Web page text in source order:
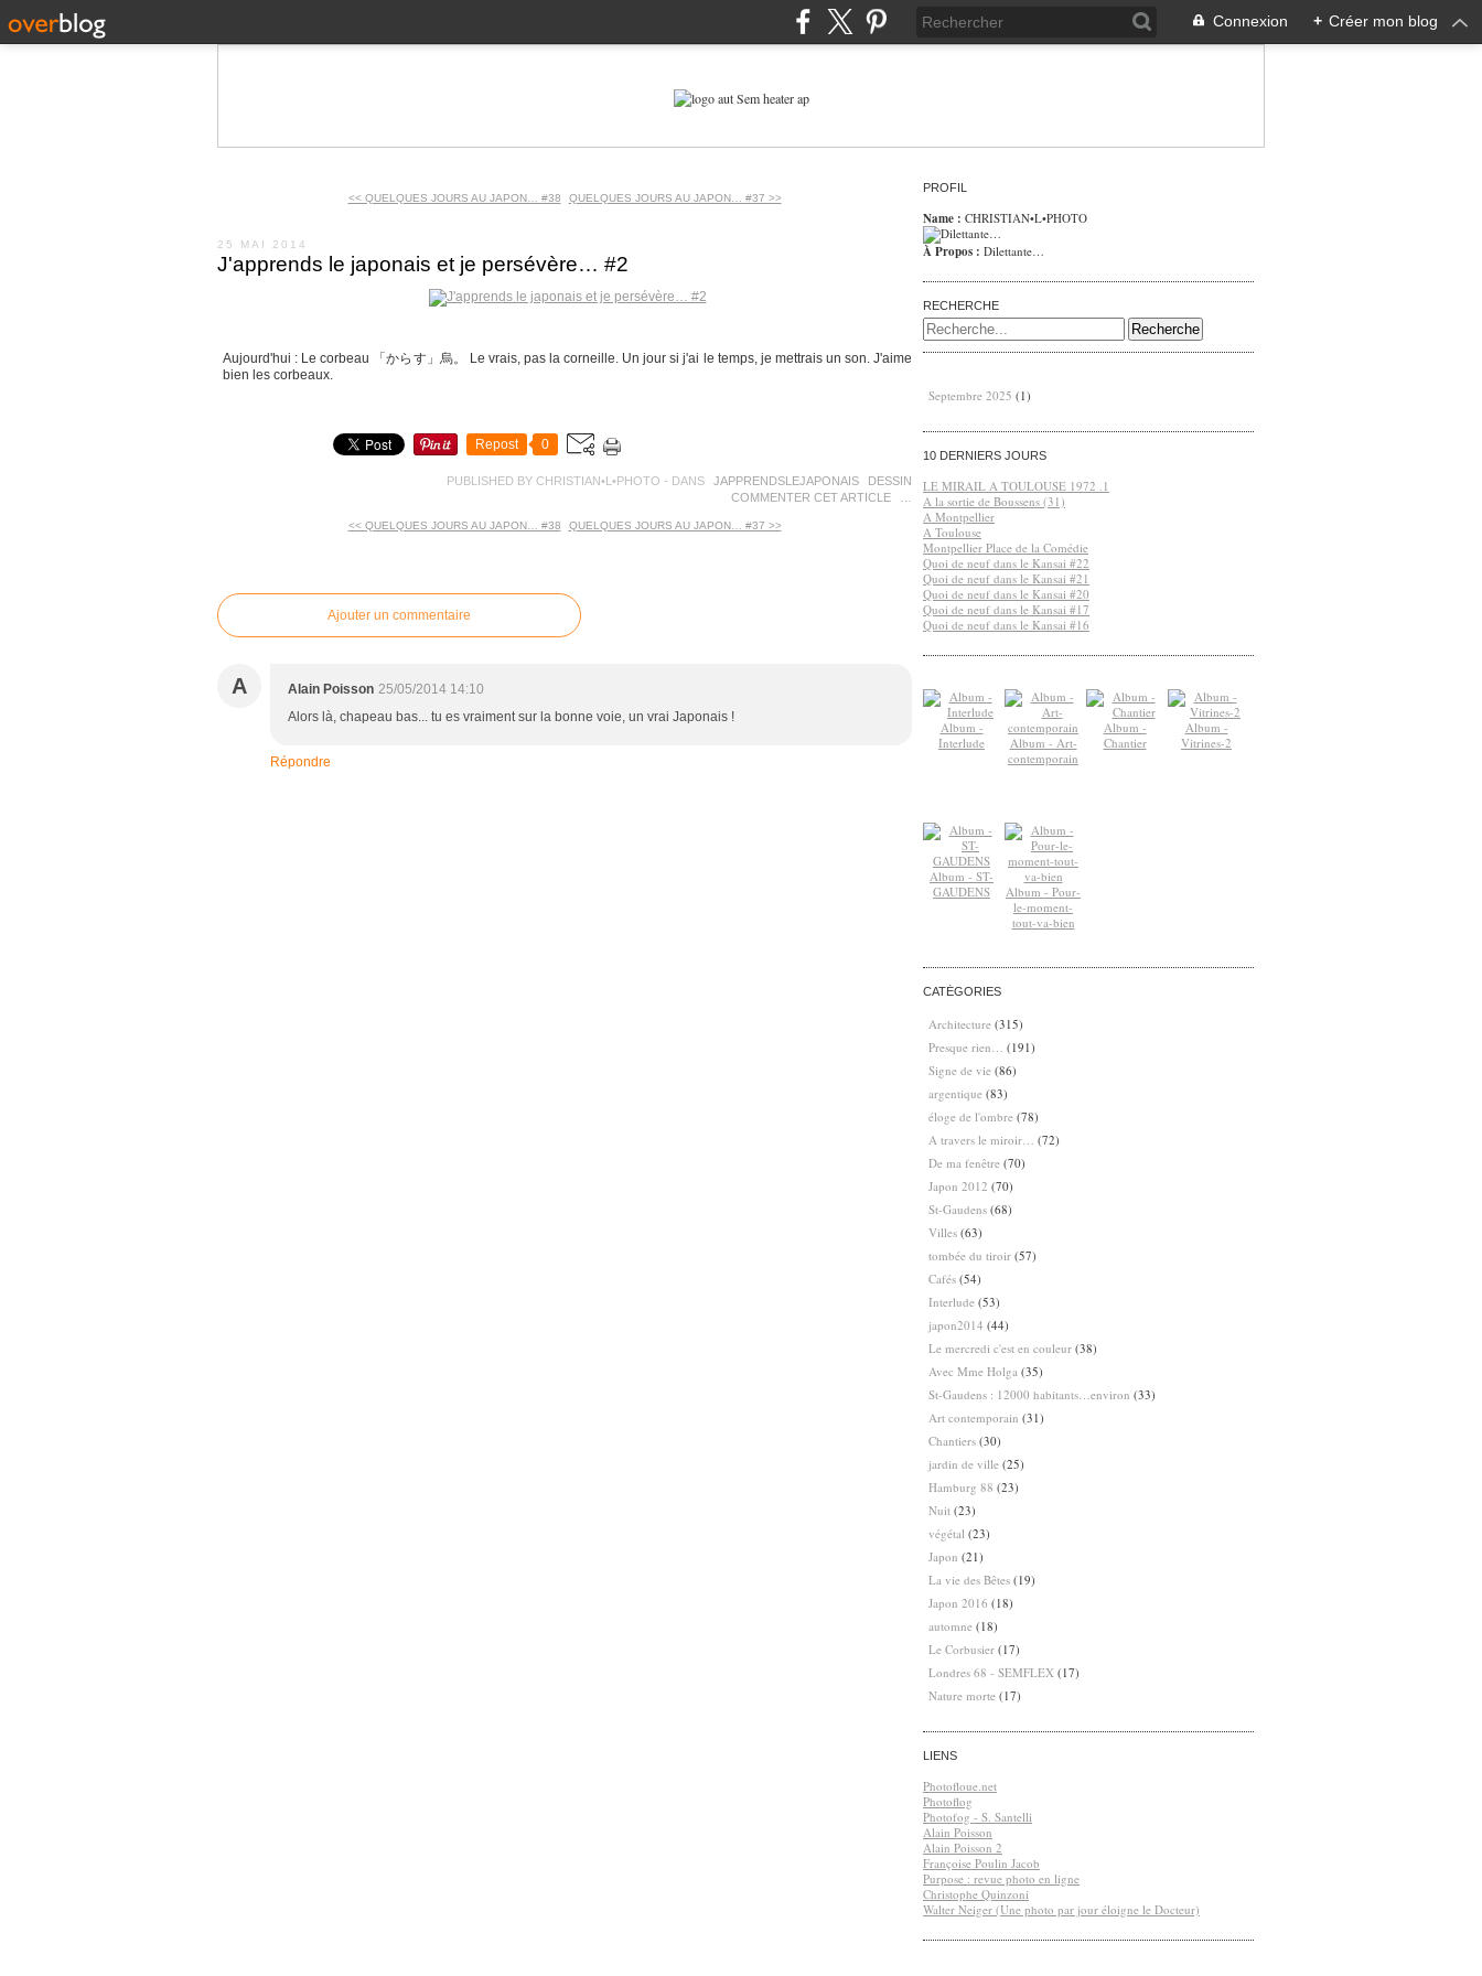
Connexion + Créer mon blog
<< QUELQUES JOURS AU JAPON… #38 QUELQUES JOURS AU JAPON… #37 >>
25 MAI 2014
J'apprends le japonais et je persévère… #2
Aujourd'hui : Le corbeau 「からす」烏。 Le vrais, pas la corneille. Un jour si j'ai le temps, je mettrais un son. J'aime
bien les corbeaux.
Repost 0
PUBLISHED BY CHRISTIAN•L•PHOTO - DANS JAPPRENDSLEJAPONAIS
DESSIN
COMMENTER CET ARTICLE
<< QUELQUES JOURS AU JAPON… #38 QUELQUES JOURS AU JAPON… #37 >>
Ajouter un commentaire
A Alain Poisson 25/05/2014 14:10
Alors là, chapeau bas... tu es vraiment sur la bonne voie, un vrai Japonais !
Répondre
PROFIL
Name : CHRISTIAN•L•PHOTO
À Propos : Dilettante…
RECHERCHE
Septembre 2025 (1)
10 DERNIERS JOURS
LE MIRAIL A TOULOUSE 1972 .1
A la sortie de Boussens (31)
A Montpellier
A Toulouse
Montpellier Place de la Comédie
Quoi de neuf dans le Kansai #22
Quoi de neuf dans le Kansai #21
Quoi de neuf dans le Kansai #20
Quoi de neuf dans le Kansai #17
Quoi de neuf dans le Kansai #16
Album -
Interlude
Album - Art-
contemporain
Album -
Chantier
Album -
Vitrines-2
Album - ST-
GAUDENS
Album - Pour-
le-moment-
tout-va-bien
CATÉGORIES
Architecture (315)
Presque rien…
(191)
Signe de vie (86)
argentique (83)
éloge de l'ombre (78)
A travers le miroir…
(72)
De ma fenêtre (70)
Japon 2012 (70)
St-Gaudens (68)
Villes (63)
tombée du tiroir (57)
Cafés (54)
Interlude (53)
japon2014 (44)
Le mercredi c'est en couleur (38)
Avec Mme Holga (35)
St-Gaudens : 12000 habitants…environ (33)
Art contemporain (31)
Chantiers (30)
jardin de ville (25)
Hamburg 88 (23)
Nuit (23)
végétal (23)
Japon (21)
La vie des Bêtes (19)
Japon 2016 (18)
automne (18)
Le Corbusier (17)
Londres 68 - SEMFLEX (17)
Nature morte (17)
LIENS
Photofloue.net
Photoflog
Photofog - S. Santelli
Alain Poisson
Alain Poisson 2
Françoise Poulin Jacob
Purpose : revue photo en ligne
Christophe Quinzoni
Walter Neiger (Une photo par jour éloigne le Docteur)